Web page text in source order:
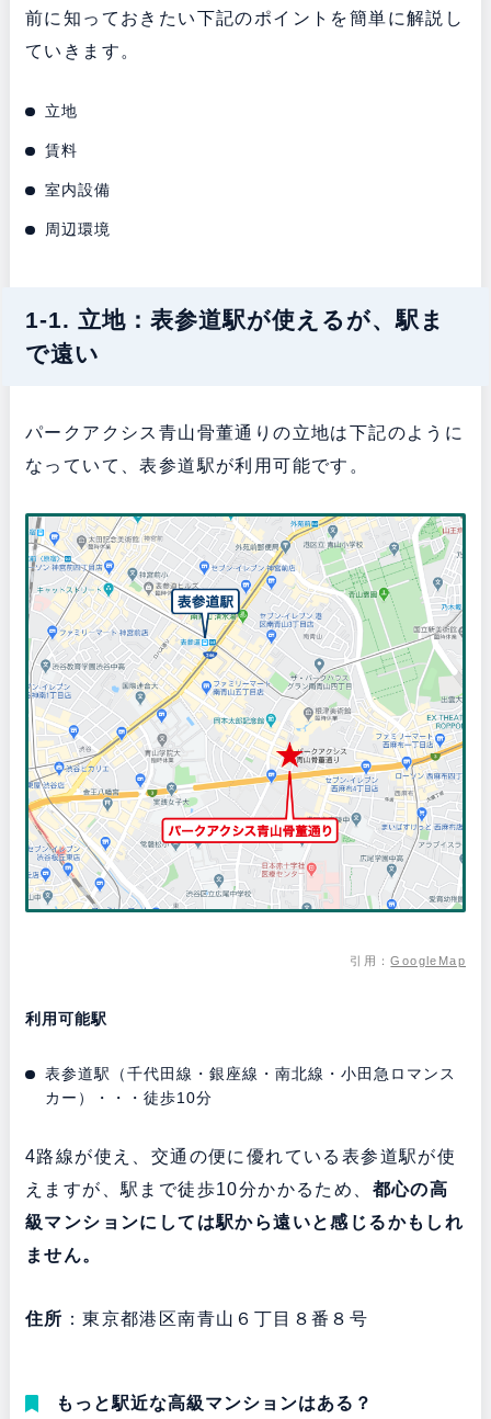
前に知っておきたい下記のポイントを簡単に解説し
ていきます。
立地
賃料
室内設備
周辺環境
1-1. 立地：表参道駅が使えるが、駅ま
で遠い
パークアクシス青山骨董通りの立地は下記のように
なっていて、表参道駅が利用可能です。
引用：GoogleMap
利用可能駅
表参道駅（千代田線・銀座線・南北線・小田急ロマンス
カー）・・・徒歩10分
4路線が使え、交通の便に優れている表参道駅が使
えますが、駅まで徒歩10分かかるため、 都心の高
級マンションにしては駅から遠いと感じるかもしれ
ません。
住所 ：東京都港区南青山６丁目８番８号
もっと駅近な高級マンションはある？